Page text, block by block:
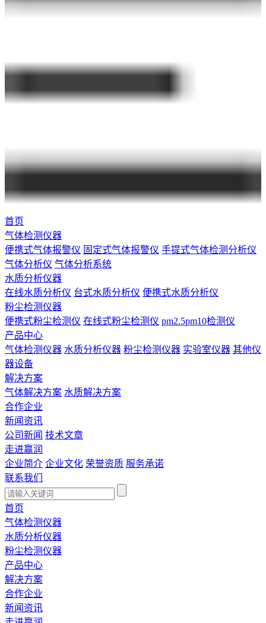
首页
气体检测仪器
便携式气体报警仪 固定式气体报警仪 手提式气体检测分析仪
气体分析仪 气体分析系统
水质分析仪器
在线水质分析仪 台式水质分析仪 便携式水质分析仪
粉尘检测仪器
便携式粉尘检测仪 在线式粉尘检测仪 pm2.5pm10检测仪
产品中心
气体检测仪器 水质分析仪器 粉尘检测仪器 实验室仪器 其他仪
器设备
解决方案
气体解决方案 水质解决方案
合作企业
新闻资讯
公司新闻 技术文章
走进赢润
企业简介 企业文化 荣誉资质 服务承诺
联系我们
首页
气体检测仪器
水质分析仪器
粉尘检测仪器
产品中心
解决方案
合作企业
新闻资讯